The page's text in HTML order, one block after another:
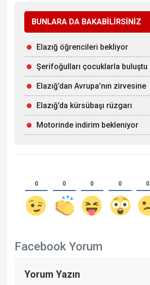
BUNLARA DA BAKABİLİRSİNİZ
Elazığ öğrencileri bekliyor
Şerifoğulları çocuklarla buluştu
Elazığ’dan Avrupa’nın zirvesine
Elazığ’da kürsübaşı rüzgarı
Motorinde indirim bekleniyor
0 0 0 0 0
Facebook Yorum
Yorum Yazın